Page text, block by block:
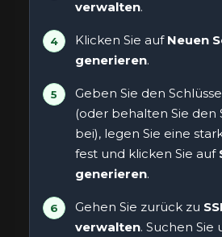
verwalten.
Klicken Sie auf Neuen
generieren.
Geben Sie den
(oder behalten Sie den
bei), legen Sie eine
fest und klicken Sie auf
generieren.
Gehen Sie zurück zu
verwalten. Suchen Sie